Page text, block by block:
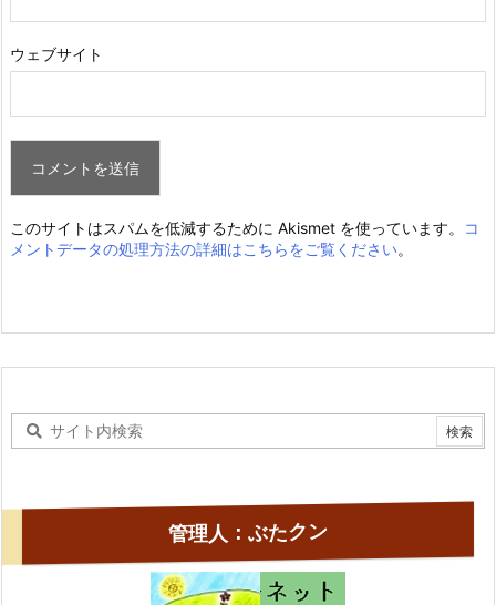
ウェブサイト
このサイトはスパムを低減するために Akismet を使っています。
コ
メントデータの処理方法の詳細はこちらをご覧ください。
管理人：ぶたクン